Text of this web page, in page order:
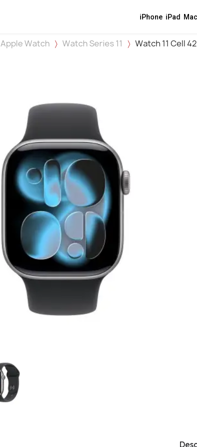
iPhone iPad
Apple Watch Watch Series 11 Watch 11 Cell